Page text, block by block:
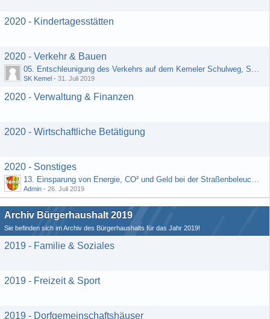
2020 - Kindertagesstätten
2020 - Verkehr & Bauen
05. Entschleunigung des Verkehrs auf dem Kemeler Schulweg, Straße "Schäfers Resch"
SK Kemel - 31. Juli 2019
2020 - Verwaltung & Finanzen
2020 - Wirtschaftliche Betätigung
2020 - Sonstiges
13. Einsparung von Energie, CO² und Geld bei der Straßenbeleuchtung (Vorschlag von H. Rädiker, Laufenselden)
Admin - 26. Juli 2019
Archiv Bürgerhaushalt 2019
Sie befinden sich im Archiv des Bürgerhaushalts für das Jahr 2019!
2019 - Familie & Soziales
2019 - Freizeit & Sport
2019 - Dorfgemeinschaftshäuser